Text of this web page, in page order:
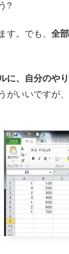
?
す。でも、 全
に、自分のや
がいいですが、